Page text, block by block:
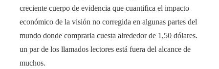
creciente cuerpo de evidencia que cuantifica el impacto
económico de la visión no corregida en algunas partes del
mundo donde comprarla cuesta alrededor de 1,50 dólares.
un par de los llamados lectores está fuera del alcance de
muchos.